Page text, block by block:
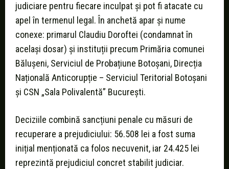
judiciare pentru fiecare inculpat și pot fi atacate cu
apel în termenul legal. În anchetă apar și nume
conexe: primarul Claudiu Doroftei (condamnat în
același dosar) și instituții precum Primăria comunei
Bălușeni, Serviciul de Probațiune Botoșani, Direcția
Națională Anticorupție – Serviciul Teritorial Botoșani
și CSN „Sala Polivalentă” București.
Deciziile combină sancțiuni penale cu măsuri de
recuperare a prejudiciului: 56.508 lei a fost suma
inițial menționată ca folos necuvenit, iar 24.425 lei
reprezintă prejudiciul concret stabilit judiciar.